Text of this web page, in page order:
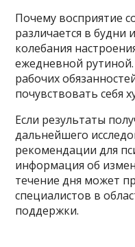
Почему восприятие
различается в
колебания
ежедневной
рабочих
почувствовать себя
Если результаты
дальнейшего
рекомендации для
информация об
течение дня может
специалистов в
поддержки.